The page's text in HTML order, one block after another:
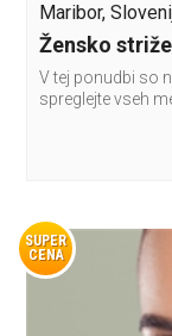
Maribor,
Žensko
V tej ponudbi so
spreglejte vseh
SUPER
CENA